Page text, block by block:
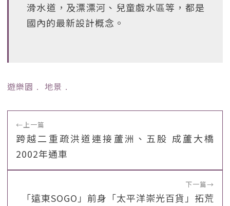
滑水道，及漂漂河、兒童戲水區等，都是
國內的最新設計概念。
遊樂園 ﹒ 地景 ﹒
←上一篇
跨越二重疏洪道連接蘆洲、五股 成蘆大橋
2002年通車
下一篇→
「遠東SOGO」前身「太平洋崇光百貨」拓荒